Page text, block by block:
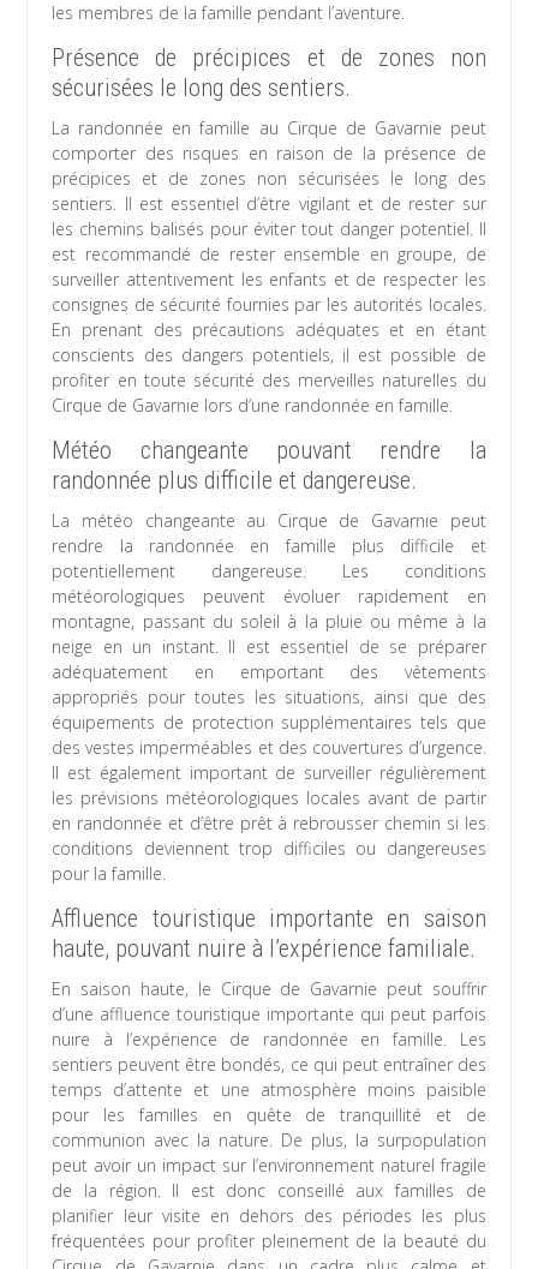
les membres de la famille pendant l’aventure.
Présence de précipices et de zones non
sécurisées le long des sentiers.
La randonnée en famille au Cirque de Gavarnie peut
comporter des risques en raison de la présence de
précipices et de zones non sécurisées le long des
sentiers. Il est essentiel d’être vigilant et de rester sur
les chemins balisés pour éviter tout danger potentiel. Il
est recommandé de rester ensemble en groupe, de
surveiller attentivement les enfants et de respecter les
consignes de sécurité fournies par les autorités locales.
En prenant des précautions adéquates et en étant
conscients des dangers potentiels, il est possible de
profiter en toute sécurité des merveilles naturelles du
Cirque de Gavarnie lors d’une randonnée en famille.
Météo changeante pouvant rendre la
randonnée plus difficile et dangereuse.
La météo changeante au Cirque de Gavarnie peut
rendre la randonnée en famille plus difficile et
potentiellement dangereuse. Les conditions
météorologiques peuvent évoluer rapidement en
montagne, passant du soleil à la pluie ou même à la
neige en un instant. Il est essentiel de se préparer
adéquatement en emportant des vêtements
appropriés pour toutes les situations, ainsi que des
équipements de protection supplémentaires tels que
des vestes imperméables et des couvertures d’urgence.
Il est également important de surveiller régulièrement
les prévisions météorologiques locales avant de partir
en randonnée et d’être prêt à rebrousser chemin si les
conditions deviennent trop difficiles ou dangereuses
pour la famille.
Affluence touristique importante en saison
haute, pouvant nuire à l’expérience familiale.
En saison haute, le Cirque de Gavarnie peut souffrir
d’une affluence touristique importante qui peut parfois
nuire à l’expérience de randonnée en famille. Les
sentiers peuvent être bondés, ce qui peut entraîner des
temps d’attente et une atmosphère moins paisible
pour les familles en quête de tranquillité et de
communion avec la nature. De plus, la surpopulation
peut avoir un impact sur l’environnement naturel fragile
de la région. Il est donc conseillé aux familles de
planifier leur visite en dehors des périodes les plus
fréquentées pour profiter pleinement de la beauté du